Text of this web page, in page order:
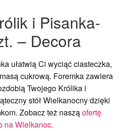
i Pisanka-
– Decora
ułatwią Ci wyciąć ciasteczka,
cukrową. Foremka zawiera
Twojego Królika i
stół Wielkanocny dzięki
Zobacz też nasząofertę
na Wielkanoc.